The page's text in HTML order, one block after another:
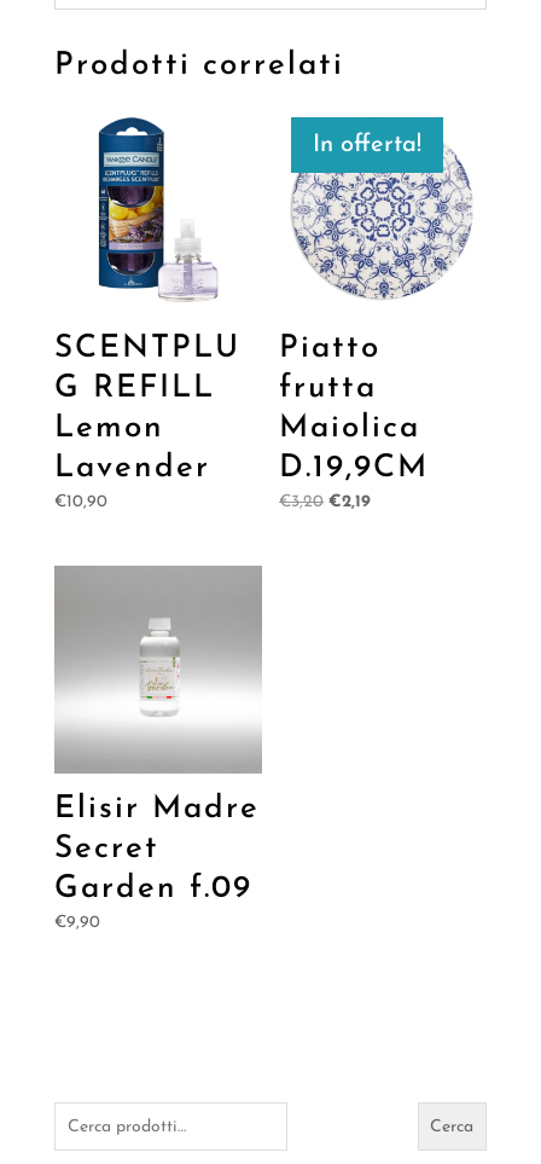
Prodotti correlati
SCENTPLU
G REFILL
Lemon
Lavender
€10,90
In offerta!
Piatto
frutta
Maiolica
D.19,9CM
€3,20 Il
€2,19Il
Elisir Madre
Secret
Garden f.09
€9,90
Cerca: Cerca